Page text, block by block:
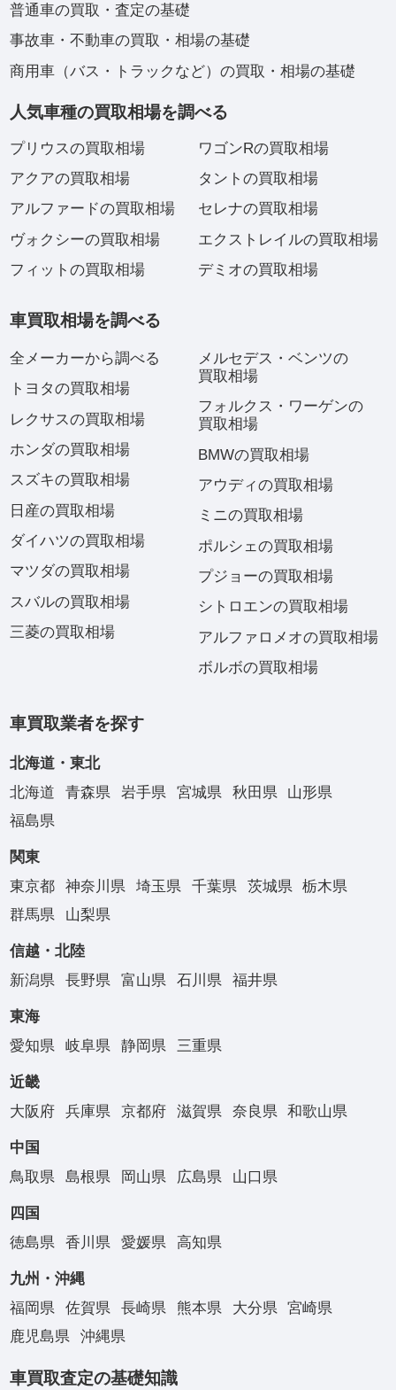
普通車の買取・査定の基礎
事故車・不動車の買取・相場の基礎
商用車（バス・トラックなど）の買取・相場の基礎
人気車種の買取相場を調べる
プリウスの買取相場
アクアの買取相場
アルファードの買取相場
ヴォクシーの買取相場
フィットの買取相場
ワゴンRの買取相場
タントの買取相場
セレナの買取相場
エクストレイルの買取相場
デミオの買取相場
車買取相場を調べる
全メーカーから調べる
トヨタの買取相場
レクサスの買取相場
ホンダの買取相場
スズキの買取相場
日産の買取相場
ダイハツの買取相場
マツダの買取相場
スバルの買取相場
三菱の買取相場
メルセデス・ベンツの
買取相場
フォルクス・ワーゲンの
買取相場
BMWの買取相場
アウディの買取相場
ミニの買取相場
ポルシェの買取相場
プジョーの買取相場
シトロエンの買取相場
アルファロメオの買取相場
ボルボの買取相場
車買取業者を探す
北海道・東北
北海道
青森県 岩手県 宮城県 秋田県
山形県
福島県
関東
東京都
神奈川県 埼玉県 千葉県 茨城県
栃木県
群馬県
山梨県
信越・北陸
新潟県
長野県 富山県 石川県 福井県
東海
愛知県
岐阜県 静岡県 三重県
近畿
大阪府
兵庫県 京都府 滋賀県 奈良県 和歌山県
中国
鳥取県
島根県 岡山県 広島県 山口県
四国
徳島県
香川県 愛媛県 高知県
九州・沖縄
福岡県
佐賀県 長崎県 熊本県 大分県
宮崎県
鹿児島県
沖縄県
車買取査定の基礎知識